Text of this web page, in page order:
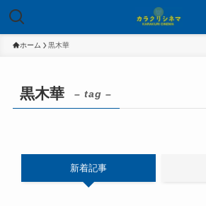
ホーム 黒木華
黒木華 – tag –
新着記事